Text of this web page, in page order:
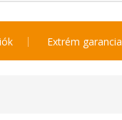
Extrém garancia